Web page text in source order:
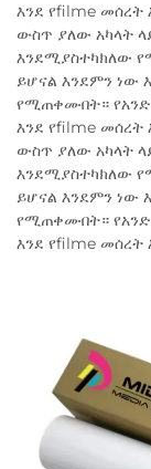
እንደ የfilme
ውስጥ ያለው አካላት
እንደሚያስተካክለው
ይሆናል እንደምን ነው
የሚጠቀሙበት።
እንደ የfilme
ውስጥ ያለው አካላት
እንደሚያስተካክለው
ይሆናል እንደምን ነው
የሚጠቀሙበት።
እንደ የfilme